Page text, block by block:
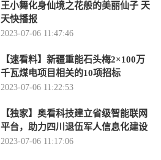
王小舞化身仙境之花般的美丽仙子 天
天快播报
2023-07-06 11:47:46
【速看料】新疆重能石头梅2×100万
千瓦煤电项目相关的10项招标
2023-07-06 11:22:53
【独家】奥看科技建立省级智能联网
平台，助力四川退伍军人信息化建设
2023-07-06 11:17:06